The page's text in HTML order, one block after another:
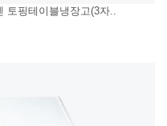
토핑테이블냉장고(3자..